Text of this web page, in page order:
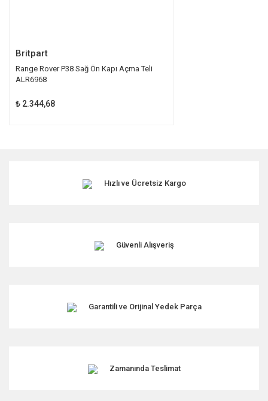
Britpart
Range Rover P38 Sağ Ön Kapı Açma Teli
ALR6968
₺ 2.344,68
Hızlı ve Ücretsiz Kargo
Güvenli Alışveriş
Garantili ve Orijinal Yedek Parça
Zamanında Teslimat